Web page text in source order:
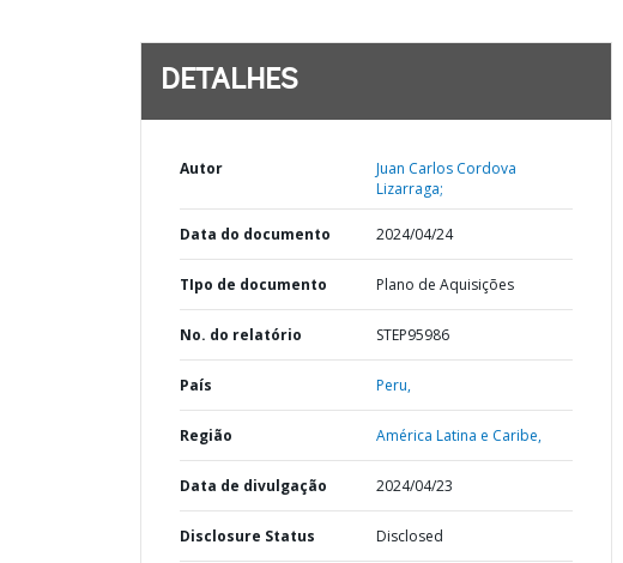
DETALHES
Autor
Juan Carlos Cordova
Lizarraga;
Data do documento 2024/04/24
TIpo de documento Plano de Aquisições
No. do relatório STEP95986
País Peru,
Região América Latina e Caribe,
Data de divulgação 2024/04/23
Disclosure Status Disclosed